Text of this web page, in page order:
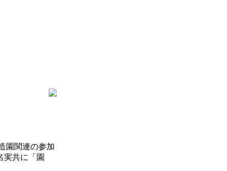
園関連の参加
実共に「園